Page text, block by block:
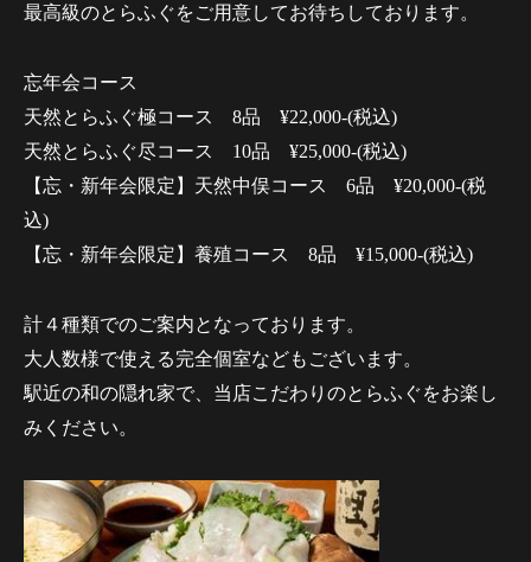
最高級のとらふぐをご用意してお待ちしております。
忘年会コース
天然とらふぐ極コース 8品 ¥22,000-(税込)
天然とらふぐ尽コース 10品 ¥25,000-(税込)
【忘・新年会限定】天然中俣コース 6品 ¥20,000-(税
込)
【忘・新年会限定】養殖コース 8品 ¥15,000-(税込)
計４種類でのご案内となっております。
大人数様で使える完全個室などもございます。
駅近の和の隠れ家で、当店こだわりのとらふぐをお楽し
みください。